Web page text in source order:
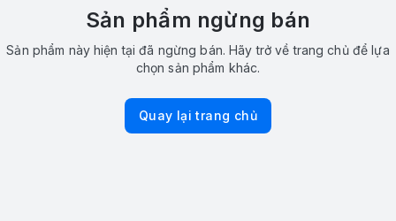
Sản phẩm ngừng bán
Sản phẩm này hiện tại đã ngừng bán. Hãy trở về trang chủ để lựa
chọn sản phẩm khác.
Quay lại trang chủ